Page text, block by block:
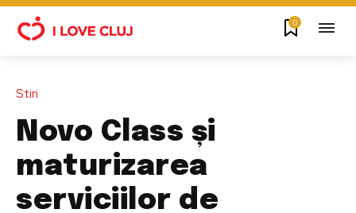
0
Stiri
Novo Class și
maturizarea
serviciilor de